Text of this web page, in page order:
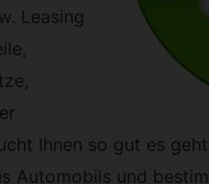
Leasing
Ihnen so gut es
Automobils und